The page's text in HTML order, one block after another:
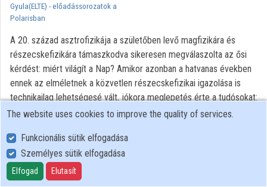
Gyula(ELTE) - előadássorozatok a
Polarisban
A 20. század asztrofizikája a születőben levő magfizikára és
részecskefizikára támaszkodva sikeresen megválaszolta az ősi
kérdést: miért világít a Nap? Amikor azonban a hatvanas években
ennek az elméletnek a közvetlen részecskefizikai igazolása is
technikailag lehetségesé vált, jókora meglepetés érte a tudósokat:
a Nap sokkal kevesebb neutrínót, illékony elemi részecskét
a magfizikai modellek, a Nap szerkezetére vonatlkozó
ismereteink, esetleg maga a neutrínó? Ez a kérdés végigkísérte az
utóbbi fél évszázadot, és csak az ezredforduló után nyert
megnyugtató (és meglepő) magyarázatot.
The website uses cookies to improve the quality of services.
Funkcionális sütik elfogadása
Személyes sütik elfogadása
Elfogad Elutasít